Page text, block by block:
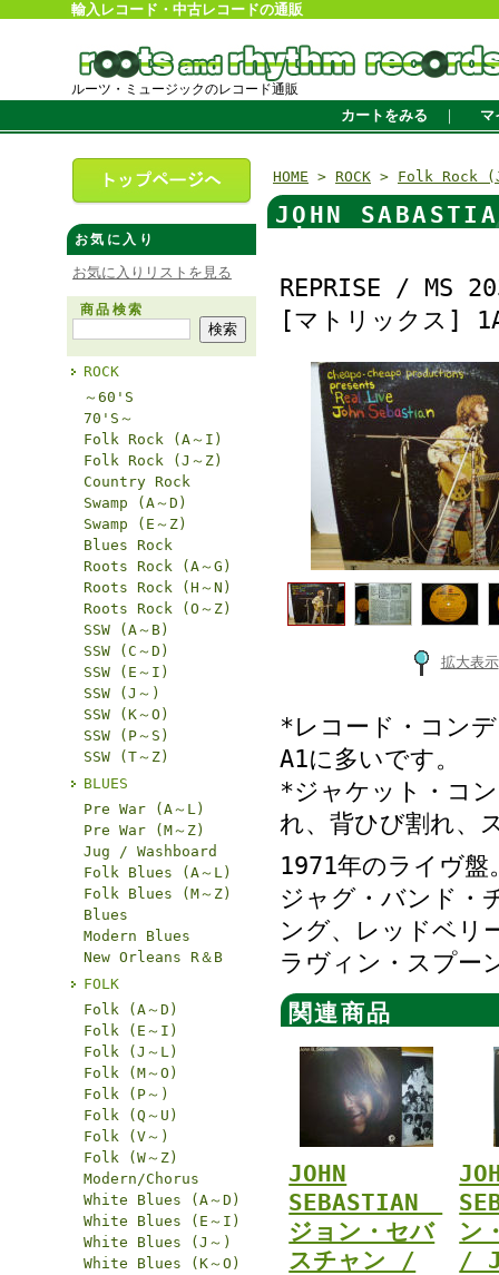
輸入レコード・中古レコードの通販
ルーツ・ミュージックのレコード通販
カートをみる ｜ マ
お気に入り
お気に入りリストを見る
商品検索
ROCK
～60'S
70'S～
Folk Rock (A～I)
Folk Rock (J～Z)
Country Rock
Swamp (A～D)
Swamp (E～Z)
Blues Rock
Roots Rock (A～G)
Roots Rock (H～N)
Roots Rock (O～Z)
SSW (A～B)
SSW (C～D)
SSW (E～I)
SSW (J～)
SSW (K～O)
SSW (P～S)
SSW (T～Z)
BLUES
Pre War (A～L)
Pre War (M～Z)
Jug / Washboard
Folk Blues (A～L)
Folk Blues (M～Z)
Blues
Modern Blues
New Orleans R＆B
FOLK
Folk (A～D)
Folk (E～I)
Folk (J～L)
Folk (M～O)
Folk (P～)
Folk (Q～U)
Folk (V～)
Folk (W～Z)
Modern/Chorus
White Blues (A～D)
White Blues (E～I)
White Blues (J～)
White Blues (K～O)
HOME > ROCK > Folk Rock
JOHN
Live
REPRISE / MS
[マトリックス]
拡大表示
*レコード・コ
A1に多いです。
*ジャケット・コ
れ、背ひび割れ、
1971年のライヴ盤
ジャグ・バンド・
ング、レッドベリ
ラヴィン・スプー
関連商品
JOHN
SEBASTIAN
ジョン・セバ
スチャン /
ン
/